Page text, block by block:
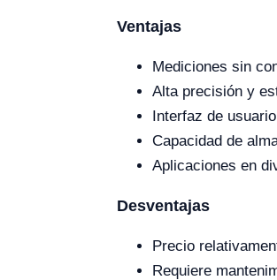
Ventajas
Mediciones sin
Alta precisión y
Interfaz de
Capacidad de
Aplicaciones en
Desventajas
Precio
Requiere